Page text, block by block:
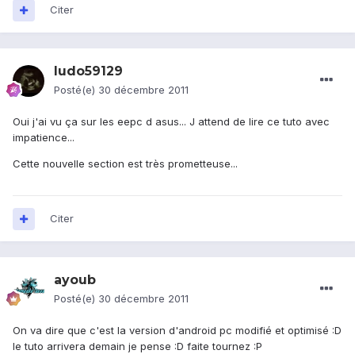
Citer
ludo59129
Posté(e) 30 décembre 2011
Oui j'ai vu ça sur les eepc d asus... J attend de lire ce tuto avec
impatience...
Cette nouvelle section est très prometteuse...
Citer
ayoub
Posté(e) 30 décembre 2011
On va dire que c'est la version d'android pc modifié et optimisé :D
le tuto arrivera demain je pense :D faite tournez :P